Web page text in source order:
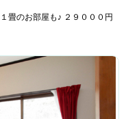
畳のお部屋も♪ ２９０００円